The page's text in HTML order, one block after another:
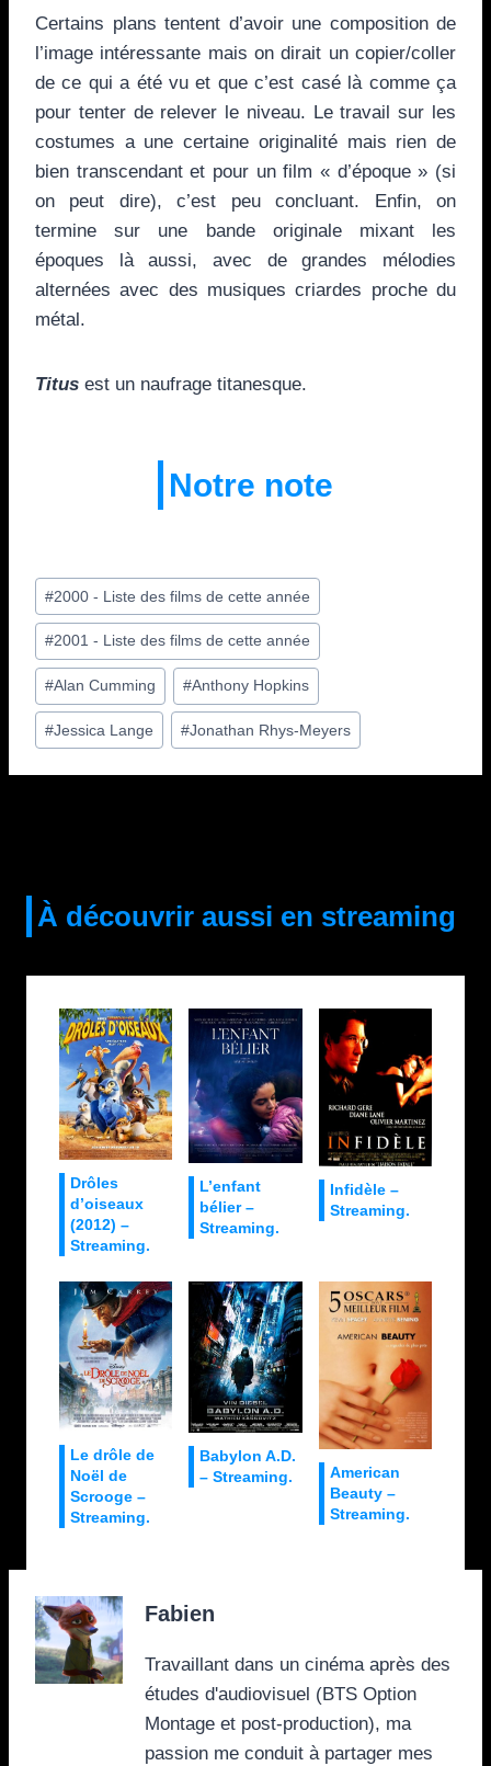
Certains plans tentent d’avoir une composition de
l’image intéressante mais on dirait un copier/coller
de ce qui a été vu et que c’est casé là comme ça
pour tenter de relever le niveau. Le travail sur les
costumes a une certaine originalité mais rien de
bien transcendant et pour un film « d’époque » (si
on peut dire), c’est peu concluant. Enfin, on
termine sur une bande originale mixant les
époques là aussi, avec de grandes mélodies
alternées avec des musiques criardes proche du
métal.
Titus est un naufrage titanesque.
Notre note
Étiquettes
de
la
publication :
#2000 - Liste des films de cette année
#2001 - Liste des films de cette année
#Alan Cumming #Anthony Hopkins
#Jessica Lange #Jonathan Rhys-Meyers
À découvrir aussi en streaming
Drôles
d’oiseaux
(2012) –
Streaming.
L’enfant
bélier –
Streaming.
Infidèle –
Streaming.
Le drôle de
Noël de
Scrooge –
Streaming.
Babylon A.D.
– Streaming.
American
Beauty –
Streaming.
Fabien
Travaillant dans un cinéma après des
études d'audiovisuel (BTS Option
Montage et post-production), ma
passion me conduit à partager mes